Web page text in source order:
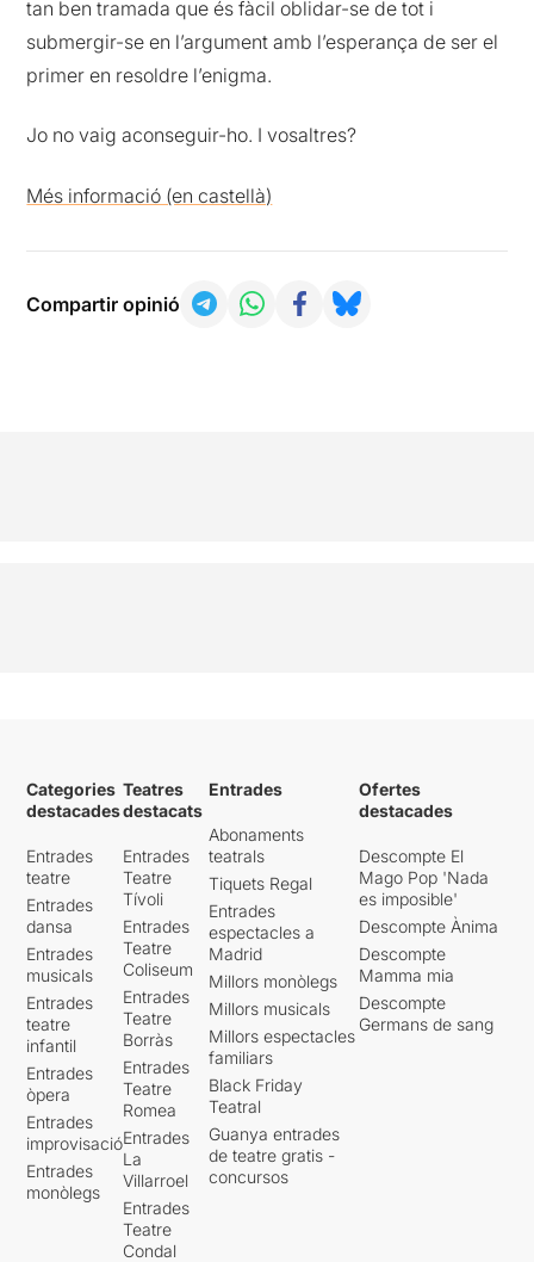
tan ben tramada que és fàcil oblidar-se de tot i
submergir-se en l’argument amb l’esperança de ser el
primer en resoldre l’enigma.
Jo no vaig aconseguir-ho. I vosaltres?
Més informació (en castellà)
Compartir opinió
Categories
destacades
Entrades
teatre
Entrades
dansa
Entrades
musicals
Entrades
teatre
infantil
Entrades
òpera
Entrades
improvisació
Entrades
monòlegs
Teatres
destacats
Entrades
Teatre
Tívoli
Entrades
Teatre
Coliseum
Entrades
Teatre
Borràs
Entrades
Teatre
Romea
Entrades
La
Villarroel
Entrades
Teatre
Condal
Entrades
Abonaments
teatrals
Tiquets Regal
Entrades
espectacles a
Madrid
Millors monòlegs
Millors musicals
Millors espectacles
familiars
Black Friday
Teatral
Guanya entrades
de teatre gratis -
concursos
Ofertes
destacades
Descompte El
Mago Pop 'Nada
es imposible'
Descompte Ànima
Descompte
Mamma mia
Descompte
Germans de sang